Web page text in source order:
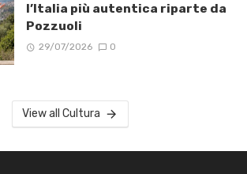
l’Italia più autentica riparte da
Pozzuoli
29/07/2026 0
View all Cultura